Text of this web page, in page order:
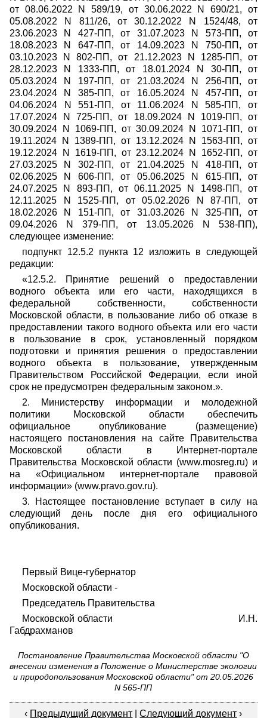
от 08.06.2022 N 589/19, от 30.06.2022 N 690/21, от
05.08.2022 N 811/26, от 30.12.2022 N 1524/48, от
23.06.2023 N 427-ПП, от 31.07.2023 N 573-ПП, от
18.08.2023 N 647-ПП, от 14.09.2023 N 750-ПП, от
03.10.2023 N 802-ПП, от 21.12.2023 N 1285-ПП, от
28.12.2023 N 1333-ПП, от 18.01.2024 N 30-ПП, от
05.03.2024 N 197-ПП, от 21.03.2024 N 256-ПП, от
23.04.2024 N 385-ПП, от 16.05.2024 N 457-ПП, от
04.06.2024 N 551-ПП, от 11.06.2024 N 585-ПП, от
17.07.2024 N 725-ПП, от 18.09.2024 N 1019-ПП, от
30.09.2024 N 1069-ПП, от 30.09.2024 N 1071-ПП, от
19.11.2024 N 1389-ПП, от 13.12.2024 N 1563-ПП, от
19.12.2024 N 1619-ПП, от 23.12.2024 N 1652-ПП, от
27.03.2025 N 302-ПП, от 21.04.2025 N 418-ПП, от
02.06.2025 N 606-ПП, от 05.06.2025 N 615-ПП, от
24.07.2025 N 893-ПП, от 06.11.2025 N 1498-ПП, от
12.11.2025 N 1525-ПП, от 05.02.2026 N 87-ПП, от
18.02.2026 N 151-ПП, от 31.03.2026 N 325-ПП, от
09.04.2026 N 379-ПП, от 13.05.2026 N 538-ПП),
следующее изменение:
подпункт 12.5.2 пункта 12 изложить в следующей
редакции:
«12.5.2. Принятие решений о предоставлении
водного объекта или его части, находящихся в
федеральной собственности, собственности
Московской области, в пользование либо об отказе в
предоставлении такого водного объекта или его части
в пользование в срок, установленный порядком
подготовки и принятия решения о предоставлении
водного объекта в пользование, утвержденным
Правительством Российской Федерации, если иной
срок не предусмотрен федеральным законом.».
2. Министерству информации и молодежной
политики Московской области обеспечить
официальное опубликование (размещение)
настоящего постановления на сайте Правительства
Московской области в Интернет-портале
Правительства Московской области (www.mosreg.ru) и
на «Официальном интернет-портале правовой
информации» (www.pravo.gov.ru).
3. Настоящее постановление вступает в силу на
следующий день после дня его официального
опубликования.
Первый Вице-губернатор
Московской области -
Председатель Правительства
Московской области И.Н.
Габдрахманов
Постановление Правительства Московской области "О
внесении изменения в Положение о Министерстве экологии
и природопользования Московской области" от 20.05.2026
N 565-ПП
‹ Предыдущий документ |Следующий документ ›